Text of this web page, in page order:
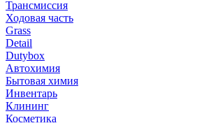
Трансмиссия
Ходовая часть
Grass
Detail
Dutybox
Автохимия
Бытовая химия
Инвентарь
Клининг
Косметика